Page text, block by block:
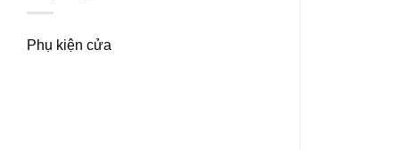
Phụ kiện cửa